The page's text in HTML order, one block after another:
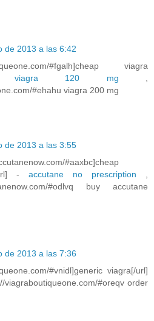
de 2013 a las 6:42
#fgalh]cheap viagra
- viagra 120 mg
#ehahu viagra 200 mg
de 2013 a las 3:55
#aaxbc]cheap
url] - accutane no prescription
#odlvq buy accutane
de 2013 a las 7:36
#vnidl]generic viagra[/url]
#oreqv order